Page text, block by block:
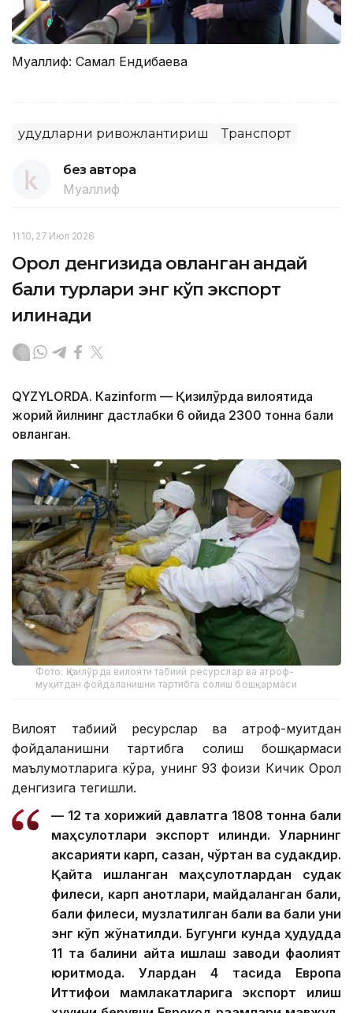
Муаллиф: Самал Ендибаева
Ҳудудларни ривожлантириш Транспорт
без автора
Муаллиф
11:10, 27 Июл 2026
Орол денгизида овланган қандай
балиқ турлари энг кўп экспорт
қилинади
QYZYLORDA. Кazinform — Қизилўрда вилоятида
жорий йилнинг дастлабки 6 ойида 2300 тонна балиқ
овланган.
Фото: Қизилўрда вилояти табиий ресурслар ва атроф-
муҳитдан фойдаланишни тартибга солиш бошқармаси
Вилоят табиий ресурслар ва атроф-муҳитдан
фойдаланишни тартибга солиш бошқармаси
маълумотларига кўра, унинг 93 фоизи Кичик Орол
денгизига тегишли.
— 12 та хорижий давлатга 1808 тонна балиқ
маҳсулотлари экспорт қилинди. Уларнинг
аксарияти карп, сазан, чўртан ва судакдир.
Қайта ишланган маҳсулотлардан судак
филеси, карп қанотлари, майдаланган балиқ,
балиқ филеси, музлатилган балиқ ва балиқ уни
энг кўп жўнатилди. Бугунги кунда ҳудудда
11 та балиқни қайта ишлаш заводи фаолият
юритмоқда. Улардан 4 тасида Европа
Иттифоқи мамлакатларига экспорт қилиш